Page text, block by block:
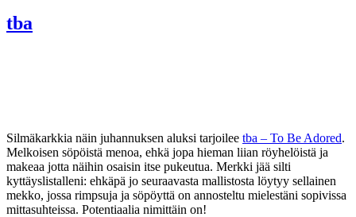
tba
Silmäkarkkia näin juhannuksen aluksi tarjoilee tba – To Be Adored.
Melkoisen söpöistä menoa, ehkä jopa hieman liian röyhelöistä ja
makeaa jotta näihin osaisin itse pukeutua. Merkki jää silti
kyttäyslistalleni: ehkäpä jo seuraavasta mallistosta löytyy sellainen
mekko, jossa rimpsuja ja söpöyttä on annosteltu mielestäni sopivissa
mittasuhteissa. Potentiaalia nimittäin on!